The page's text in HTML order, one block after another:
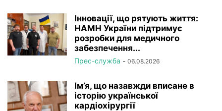
Інновації, що рятують життя:
НАМН України підтримує
розробки для медичного
забезпечення...
Прес-служба - 06.08.2026
Ім’я, що назавжди вписане в
історію української
кардіохірургії